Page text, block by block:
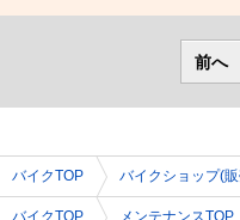
前へ
バイクTOP バイクショップ(